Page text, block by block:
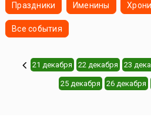
Праздники Именины
Все события
21 декабря 22 декабря 23
25 декабря 26 декабря